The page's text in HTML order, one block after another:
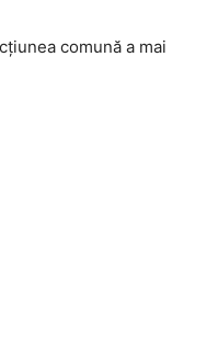
comună a mai